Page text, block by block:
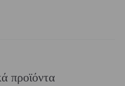
προϊόντα